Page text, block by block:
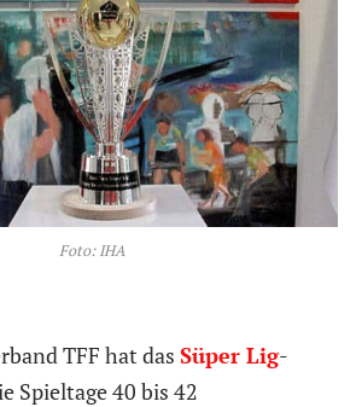
Foto: IHA
TFF hat das Süper Lig-
Spieltage 40 bis 42